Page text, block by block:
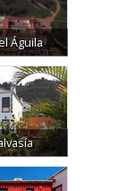
Águila